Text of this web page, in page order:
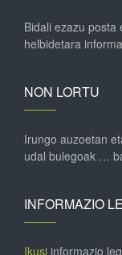
Bidali ezazu posta
helbidetara
NON LORTU
Irungo auzoetan
udal bulegoak …
INFORMAZIO
Ikusi informazio